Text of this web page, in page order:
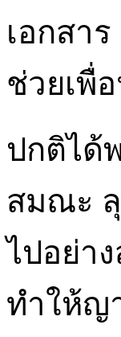
เอกสา
ช่วยเพื่
ปกติได้
สมณะ
ไปอย่า
ทำให้ญ